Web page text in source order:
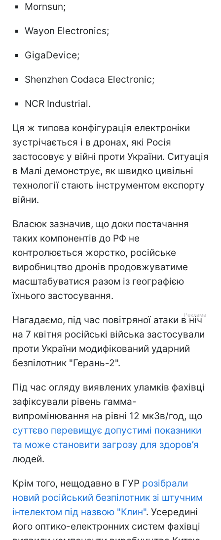
Mornsun;
Wayon Electronics;
GigaDevice;
Shenzhen Codaca Electronic;
NCR Industrial.
Ця ж типова конфігурація електроніки
зустрічається і в дронах, які Росія
застосовує у війні проти України. Ситуація
в Малі демонструє, як швидко цивільні
технології стають інструментом експорту
війни.
Власюк зазначив, що доки постачання
таких компонентів до РФ не
контролюється жорстко, російське
виробництво дронів продовжуватиме
масштабуватися разом із географією
їхнього застосування.
Нагадаємо, під час повітряної атаки в ніч
на 7 квітня російські війська застосували
проти України модифікований ударний
безпілотник "Герань-2".
Під час огляду виявлених уламків фахівці
зафіксували рівень гамма-
випромінювання на рівні 12 мкЗв/год, що
суттєво перевищує допустимі показники
та може становити загрозу для здоров’я
людей.
Крім того, нещодавно в ГУР розібрали
новий російський безпілотник зі штучним
інтелектом під назвою "Клин". Усередині
його оптико-електронних систем фахівці